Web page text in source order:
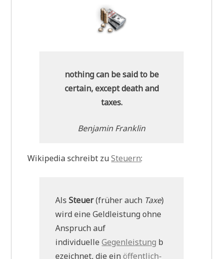
nothing can be said to be
certain, except death and
taxes.
Benjamin Franklin
Wikipedia schreibt zuSteuern:
AlsSteuer(früher auch Taxe)
wird eine Geldleistung ohne
Anspruch auf
individuelleGegenleistung b
ezeichnet, die einöffentlich-